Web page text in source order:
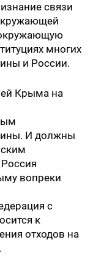
связи
многих
и России.
Крыма на
И должны
вопреки
с
к
отходов на